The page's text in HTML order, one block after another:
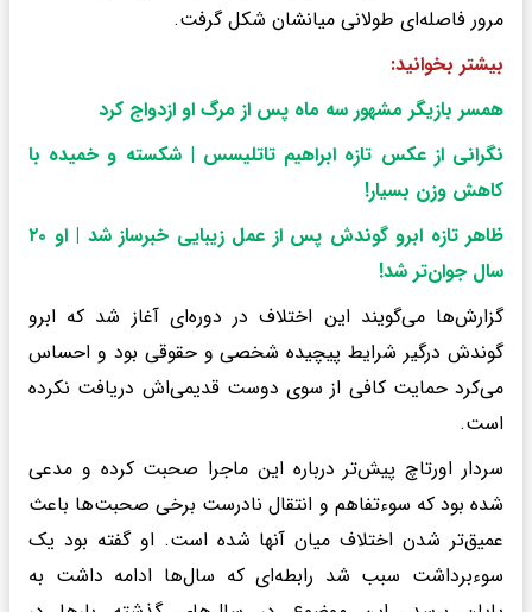
مرور فاصله‌ای طولانی میانشان شکل گرفت.
بیشتر بخوانید:
همسر بازیگر مشهور سه‌ ماه پس از مرگ او ازدواج کرد
نگرانی از عکس تازه ابراهیم تاتلیسس | شکسته و خمیده با
کاهش وزن بسیار!
ظاهر تازه ابرو گوندش پس از عمل زیبایی خبرساز شد | او ۲۰
سال جوان‌تر شد!
گزارش‌ها می‌گویند این اختلاف در دوره‌ای آغاز شد که ابرو
گوندش درگیر شرایط پیچیده شخصی و حقوقی بود و احساس
می‌کرد حمایت کافی از سوی دوست قدیمی‌اش دریافت نکرده
است.
سر‌دار اورتاچ پیش‌تر درباره این ماجرا صحبت کرده و مدعی
شده بود که سوءتفاهم و انتقال نادرست برخی صحبت‌ها باعث
عمیق‌تر شدن اختلاف میان آنها شده است. او گفته بود یک
سوءبرداشت سبب شد رابطه‌ای که سال‌ها ادامه داشت به